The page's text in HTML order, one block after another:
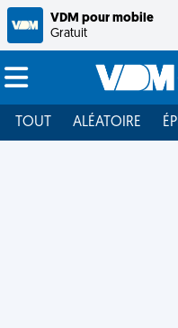
VDM pour mobile
Gratuit
TOUT ALÉATOIRE